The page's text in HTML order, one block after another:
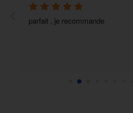
parfait , je recommande